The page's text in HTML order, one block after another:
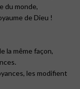
du monde,
de Dieu !
la même façon,
les modifient